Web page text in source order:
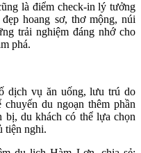
là điểm check-in lý tưởng
hoang sơ, thơ mộng, núi
trải nghiệm đáng nhớ cho
phá.
dịch vụ ăn uống, lưu trú do
du ngoạn thêm phần
bị, du khách có thể lựa chọn
tiện nghi.